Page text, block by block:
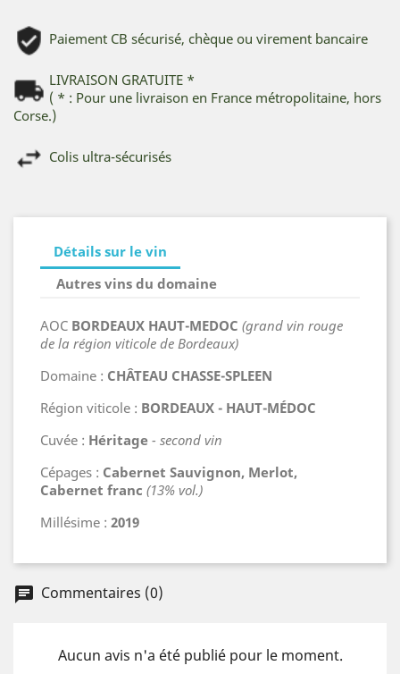
Paiement CB sécurisé, chèque ou virement bancaire
LIVRAISON GRATUITE *
( * : Pour une livraison en France métropolitaine, hors
Corse.)
Colis ultra-sécurisés
Détails sur le vin
Autres vins du domaine
AOC BORDEAUX HAUT-MEDOC (grand vin rouge
de la région viticole de Bordeaux)
Domaine : CHÂTEAU CHASSE-SPLEEN
Région viticole : BORDEAUX - HAUT-MÉDOC
Cuvée : Héritage - second vin
Cépages : Cabernet Sauvignon, Merlot,
Cabernet franc (13% vol.)
Millésime : 2019
chat Commentaires (0)
Aucun avis n'a été publié pour le moment.